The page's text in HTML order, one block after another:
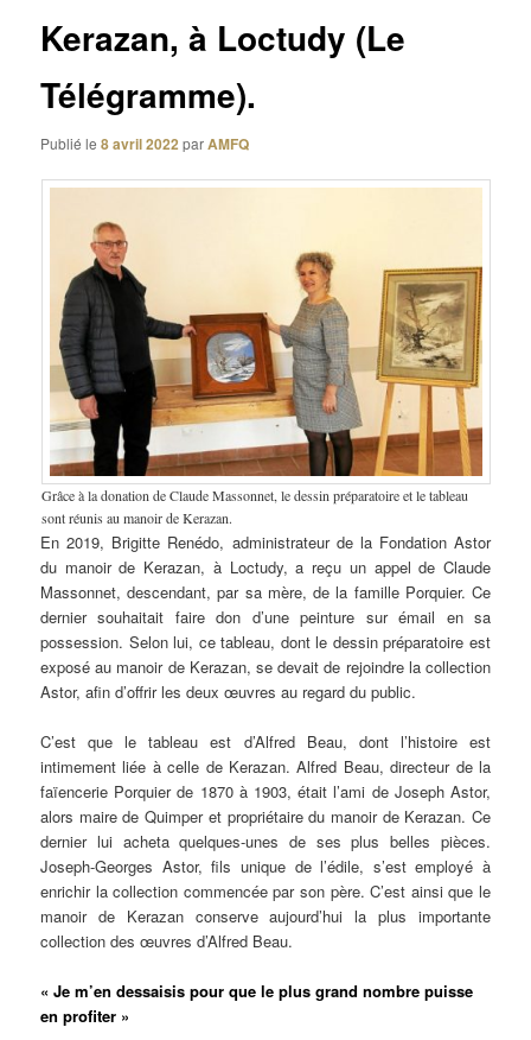
Kerazan, à Loctudy (Le
Télégramme).
Publié le8 avril 2022 parAMFQ
Grâce à la donation de Claude Massonnet, le dessin préparatoire et le tableau
sont réunis au manoir de Kerazan.
En 2019, Brigitte Renédo, administrateur de la Fondation Astor
du manoir de Kerazan, à Loctudy, a reçu un appel de Claude
Massonnet, descendant, par sa mère, de la famille Porquier. Ce
dernier souhaitait faire don d’une peinture sur émail en sa
possession. Selon lui, ce tableau, dont le dessin préparatoire est
exposé au manoir de Kerazan, se devait de rejoindre la collection
Astor, afin d’offrir les deux œuvres au regard du public.
C’est que le tableau est d’Alfred Beau, dont l’histoire est
intimement liée à celle de Kerazan. Alfred Beau, directeur de la
faïencerie Porquier de 1870 à 1903, était l’ami de Joseph Astor,
alors maire de Quimper et propriétaire du manoir de Kerazan. Ce
dernier lui acheta quelques-unes de ses plus belles pièces.
Joseph-Georges Astor, fils unique de l’édile, s’est employé à
enrichir la collection commencée par son père. C’est ainsi que le
manoir de Kerazan conserve aujourd’hui la plus importante
collection des œuvres d’Alfred Beau.
« Je m’en dessaisis pour que le plus grand nombre puisse
en profiter »